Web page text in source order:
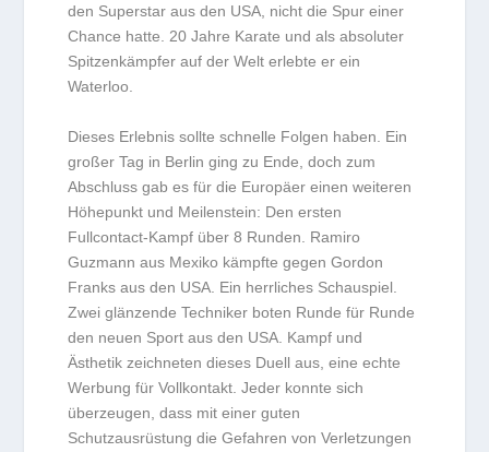
den Superstar aus den USA, nicht die Spur einer
Chance hatte. 20 Jahre Karate und als absoluter
Spitzenkämpfer auf der Welt erlebte er ein
Waterloo.
Dieses Erlebnis sollte schnelle Folgen haben. Ein
großer Tag in Berlin ging zu Ende, doch zum
Abschluss gab es für die Europäer einen weiteren
Höhepunkt und Meilenstein: Den ersten
Fullcontact-Kampf über 8 Runden. Ramiro
Guzmann aus Mexiko kämpfte gegen Gordon
Franks aus den USA. Ein herrliches Schauspiel.
Zwei glänzende Techniker boten Runde für Runde
den neuen Sport aus den USA. Kampf und
Ästhetik zeichneten dieses Duell aus, eine echte
Werbung für Vollkontakt. Jeder konnte sich
überzeugen, dass mit einer guten
Schutzausrüstung die Gefahren von Verletzungen